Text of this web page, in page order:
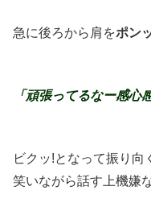
急に後ろから肩をポン
「頑張ってるなー感心
ビクッ!となって振り向
笑いながら話す上機嫌